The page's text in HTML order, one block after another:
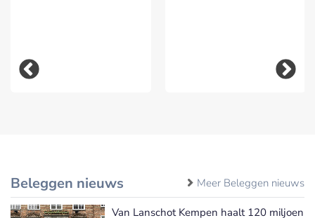
Beleggen nieuws Meer Beleggen nieuws
Van Lanschot Kempen haalt 120 miljoen